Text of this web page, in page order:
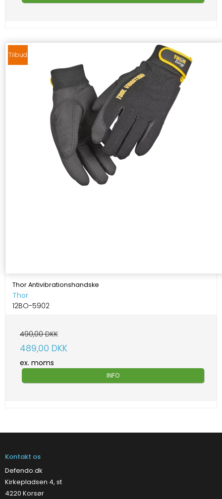
Tilbud
Thor Antivibrationshandske
Thor
12BO-5902
490,00 DKK
489,00 DKK
ex. moms
INFO
Kontakt os
Defendo.dk
Kirkepladsen 4, st
4220 Korsør